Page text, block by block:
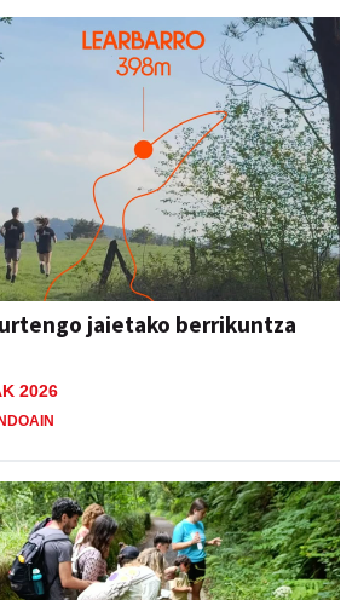
jaietako berrikuntza
2026